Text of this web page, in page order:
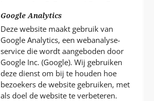
Google Analytics
Deze website maakt gebruik van
Google Analytics, een webanalyse-
service die wordt aangeboden door
Google Inc. (Google). Wij gebruiken
deze dienst om bij te houden hoe
bezoekers de website gebruiken, met
als doel de website te verbeteren.